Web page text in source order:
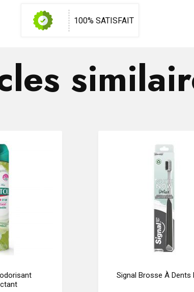
100% SATISFAIT
Signal Brosse À Dents